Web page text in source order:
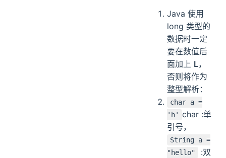
Java 使用
long 类型的
数据时一定
要在数值后
面加上 L，
否则将作为
整型解析：
char a =
'h' char :单
引号，
String a =
"hello"
:双